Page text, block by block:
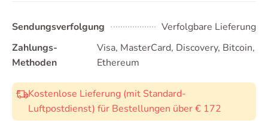
Sendungsverfolgung
Verfolgbare Lieferung
Zahlungs-
Methoden
Visa, MasterCard, Discovery, Bitcoin,
Ethereum
Kostenlose Lieferung (mit Standard-
Luftpostdienst) für Bestellungen über € 172